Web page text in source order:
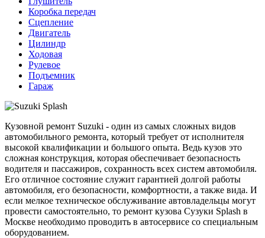
Коробка передач
Сцепление
Двигатель
Цилиндр
Ходовая
Рулевое
Подъемник
Гараж
Кузовной ремонт Suzuki - один из самых сложных видов
автомобильного ремонта, который требует от исполнителя
высокой квалификации и большого опыта. Ведь кузов это
сложная конструкция, которая обеспечивает безопасность
водителя и пассажиров, сохранность всех систем автомобиля.
Его отличное состояние служит гарантией долгой работы
автомобиля, его безопасности, комфортности, а также вида. И
если мелкое техническое обслуживание автовладельцы могут
провести самостоятельно, то ремонт кузова Сузуки Splash в
Москве необходимо проводить в автосервисе со специальным
оборудованием.